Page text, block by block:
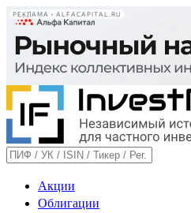
РЕКЛАМА • ALFACAPITAL.RU
Акции
Облигации